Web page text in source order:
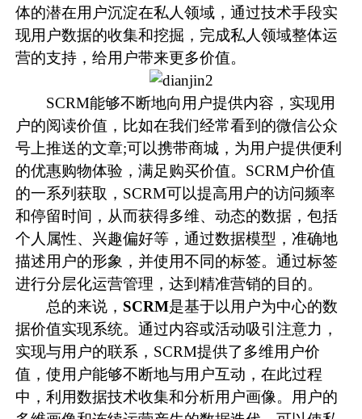
体的潜在用户沉淀在私人领域，通过技术手段实
现用户数据的收集和挖掘，完成私人领域整体运
营的支持，给用户带来更多价值。
SCRM能够不断地向用户提供内容，实现用
户的阅读价值，比如在我们经常看到的微信公众
号上推送的文章;可以携带商城，为用户提供便利
的优惠购物体验，满足购买价值。SCRM户价值
的一系列获取，SCRM可以提高用户的访问频率
和停留时间，从而获得多维、动态的数据，包括
个人属性、兴趣偏好等，通过数据模型，准确地
描述用户的形象，并使用不同的标签。通过标签
进行分层化运营管理，达到精准营销的目的。
总的来说， SCRM是基于以用户为中心的数
据价值实现系统。通过内容或活动吸引注意力，
实现与用户的联系，SCRM提供了多维用户价
值，使用户能够不断地与用户互动，在此过程
中，利用数据技术收集和分析用户画像。用户的